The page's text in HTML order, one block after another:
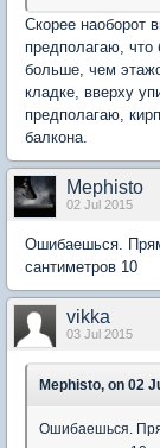
Скорее наоборот
предполагаю, что
больше, чем
кладке, вверху
предполагаю,
балкона.
Mephisto
02 Jul 2015
Ошибаешься.
сантиметров 10
vikka
03 Jul 2015
Mephisto, on 02
Ошибаешься.